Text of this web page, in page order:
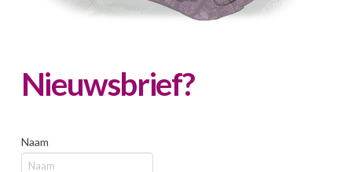
Nieuwsbrief?
Naam